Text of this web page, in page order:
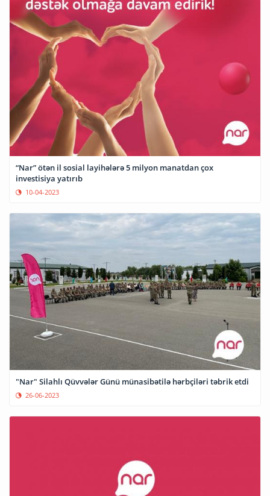
“Nar” ötən il sosial layihələrə 5 milyon manatdan çox
investisiya yatırıb
10-04-2023
"Nar" Silahlı Qüvvələr Günü münasibətilə hərbçiləri təbrik etdi
26-06-2023